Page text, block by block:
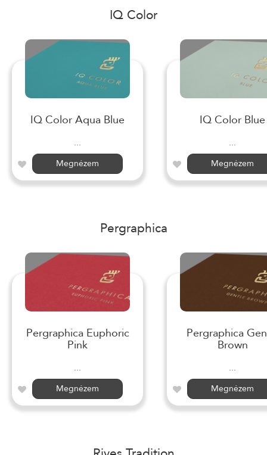
IQ Color
IQ Color Aqua Blue
...
Megnézem
IQ Color Blue
...
Megnézem
Pergraphica
Pergraphica Euphoric
Pink
...
Megnézem
Pergraphica
Brown
...
Megnézem